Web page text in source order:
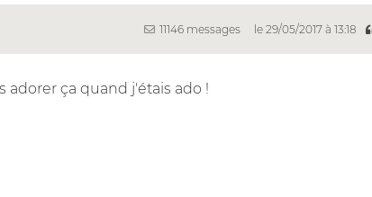
11146 messages le 29/05/2017 à 13:18
adorer ça quand j'étais ado !